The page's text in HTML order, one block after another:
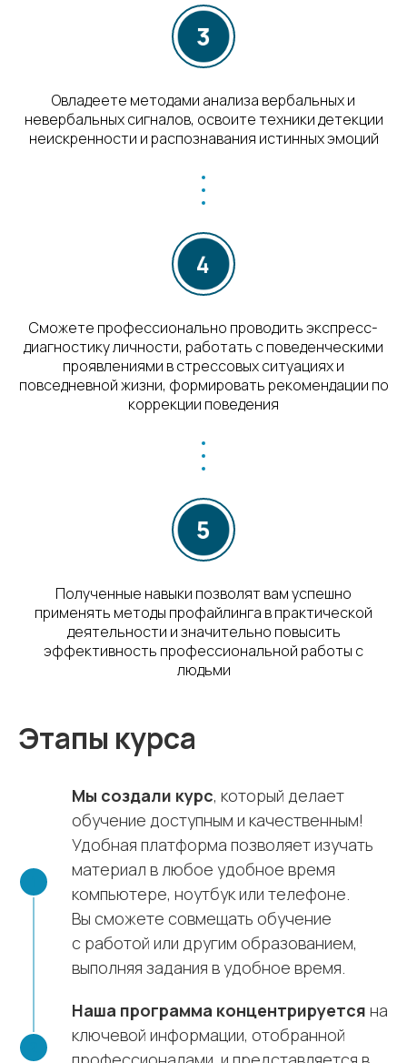
Овладеете методами анализа вербальных и
невербальных сигналов, освоите техники детекции
неискренности и распознавания истинных эмоций
Сможете профессионально проводить экспресс-
диагностику личности, работать с поведенческими
проявлениями в стрессовых ситуациях и
повседневной жизни, формировать рекомендации по
коррекции поведения
Полученные навыки позволят вам успешно
применять методы профайлинга в практической
деятельности и значительно повысить
эффективность профессиональной работы с
людьми
Этапы курса
Мы создали курс, который делает
обучение доступным и качественным!
Удобная платформа позволяет изучать
материал в любое удобное время
компьютере, ноутбук или телефоне.
Вы сможете совмещать обучение
с работой или другим образованием,
выполняя задания в удобное время.
Наша программа концентрируется на
ключевой информации, отобранной